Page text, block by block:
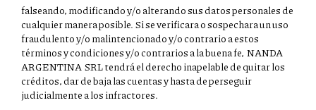
falseando, modificando y/o alterando sus datos personales de
cualquier manera posible. Si se verificara o sospechara un uso
fraudulento y/o malintencionado y/o contrario a estos
términos y condiciones y/o contrarios a la buena fe, NANDA
ARGENTINA SRL tendrá el derecho inapelable de quitar los
créditos, dar de baja las cuentas y hasta de perseguir
judicialmente a los infractores.